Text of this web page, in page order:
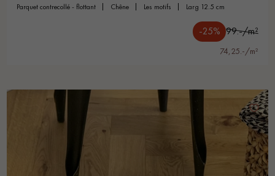
parquet contrecollé - flottant chêne les motifs larg 12.5 cm
-25% 99.-/m²
74,25.-/m²